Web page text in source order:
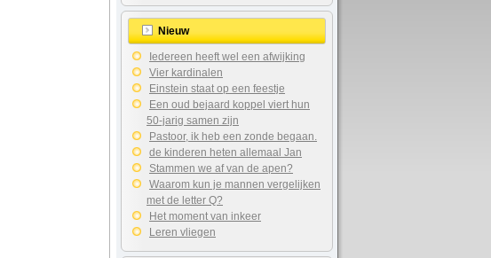
Nieuw
Iedereen heeft wel een afwijking
Vier kardinalen
Einstein staat op een feestje
Een oud bejaard koppel viert hun
50-jarig samen zijn
Pastoor, ik heb een zonde begaan.
de kinderen heten allemaal Jan
Stammen we af van de apen?
Waarom kun je mannen vergelijken
met de letter Q?
Het moment van inkeer
Leren vliegen